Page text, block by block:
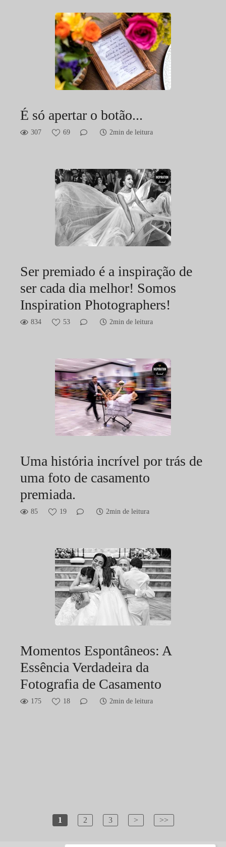
É só apertar o botão...
307 69 2min de leitura
Ser premiado é a inspiração de
ser cada dia melhor! Somos
Inspiration Photographers!
834 53 2min de leitura
Uma história incrível por trás de
uma foto de casamento
premiada.
85 19 2min de leitura
Momentos Espontâneos: A
Essência Verdadeira da
Fotografia de Casamento
175 18 2min de leitura
1 2 3 > >>